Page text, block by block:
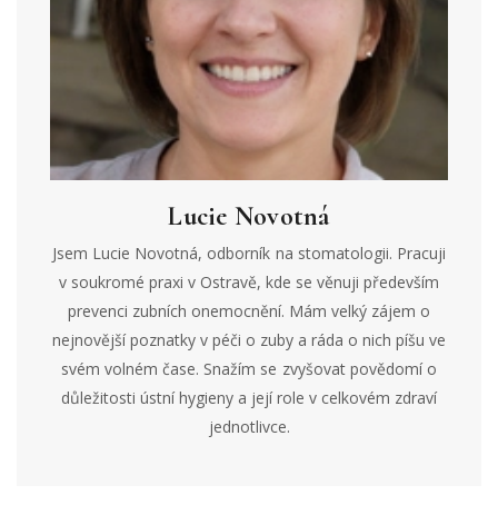
Lucie Novotná
Jsem Lucie Novotná, odborník na stomatologii. Pracuji
v soukromé praxi v Ostravě, kde se věnuji především
prevenci zubních onemocnění. Mám velký zájem o
nejnovější poznatky v péči o zuby a ráda o nich píšu ve
svém volném čase. Snažím se zvyšovat povědomí o
důležitosti ústní hygieny a její role v celkovém zdraví
jednotlivce.